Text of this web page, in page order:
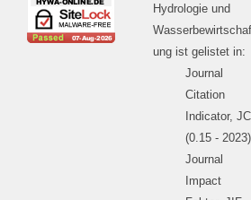
Hydrologie und
ung ist gelistet in:
Journal
Citation
Indicator, JCI
(0.15 - 2023)
Journal
Impact